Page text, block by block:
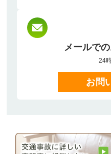
メールで
24
お問